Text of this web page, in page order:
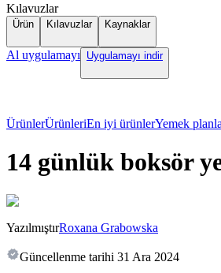
Kılavuzlar
Ürün Kılavuzlar Kaynaklar
Al uygulamayı Uygulamayı indir
ÜrünlerÜrünleriEn iyi ürünlerYemek
14 günlük boksör
YazılmıştırRoxana Grabowska
Güncellenme tarihi 31 Ara 2024